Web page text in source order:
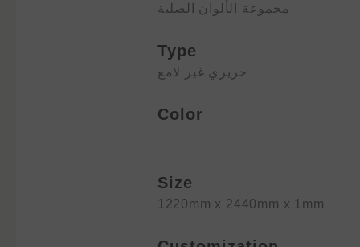
مجموعة الألوان الصلبة
Type
حريري غير لامع
Color
Size
1220mm x 2440mm x 1mm